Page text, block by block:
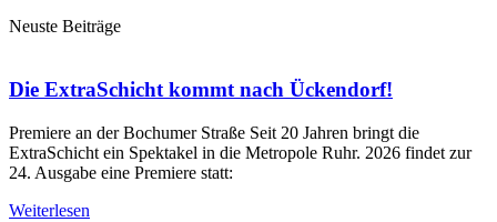
Neuste Beiträge
Die ExtraSchicht kommt nach Ückendorf!
Premiere an der Bochumer Straße Seit 20 Jahren bringt die
ExtraSchicht ein Spektakel in die Metropole Ruhr. 2026 findet zur
24. Ausgabe eine Premiere statt:
Weiterlesen